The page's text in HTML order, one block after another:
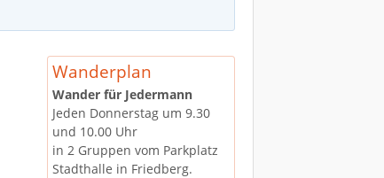
Wanderplan
Wander für Jedermann
Jeden Donnerstag um 9.30
und 10.00 Uhr
in 2 Gruppen vom Parkplatz
Stadthalle in Friedberg.